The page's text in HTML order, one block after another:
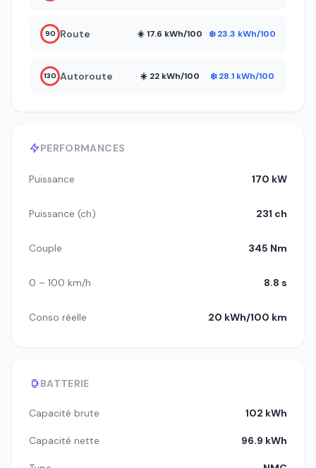
PERFORMANCES
Puissance 170 kW
Puissance (ch) 231 ch
Couple 345 Nm
0 – 100 km/h 8.8 s
Conso réelle 20 kWh/100 km
BATTERIE
Capacité brute 102 kWh
Capacité nette 96.9 kWh
90 Route ☀️ 17.6 kWh/100 ❄️ 23.3 kWh/100
130 Autoroute ☀️ 22 kWh/100 ❄️ 28.1 kWh/100